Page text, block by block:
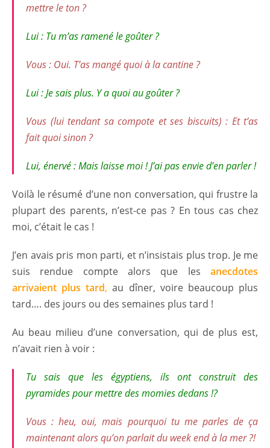
mettre le ton ?
Lui : Tu m’as ramené le goûter ?
Vous : Oui. T’as mangé quoi à la cantine ?
Lui :Je sais plus. Y a quoi au goûter ?
Vous (lui tendant sa compote et ses biscuits) : Et t’as
fait quoi sinon ?
Lui, énervé : Mais laisse moi ! J’ai pas envie d’en parler !
Voilà le résumé d’une non conversation, qui frustre la
plupart des parents, n’est-ce pas ? En tous cas chez
moi, c’était le cas !
J’en avais pris mon parti, et n’insistais plus trop. Je me
suis rendue compte alors que les anecdotes
arrivaient plus tard, au dîner, voire beaucoup plus
tard…. des jours ou des semaines plus tard !
Au beau milieu d’une conversation, qui de plus est,
n’avait rien à voir :
Tu sais que les égyptiens, ils ont construit des
pyramides pour mettre des momies dedans !?
Vous :heu, oui, mais pourquoi tu me parles de ça
maintenant alors qu’on parlait du week end à la mer ?!